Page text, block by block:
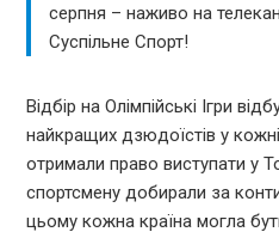
серпня – наживо на
Суспільне Спорт!
Відбір на Олімпійські Ігри
найкращих дзюдоїстів у
отримали право виступати у
спортсмену добирали за
цьому кожна країна могла